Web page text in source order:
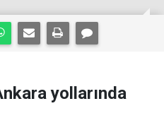
yollarında